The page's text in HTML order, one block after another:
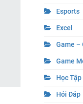
Esports
Excel
Game –
Game
Học
Hỏi Đáp